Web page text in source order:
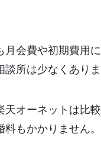
月会費や初期費用
所は少なくありま
天オーネットは比
もかかりません。